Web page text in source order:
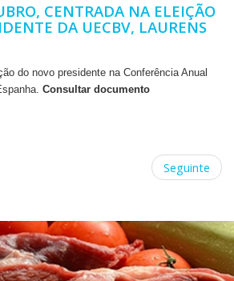
CENTRADA NA ELEIÇÃO
DA UECBV, LAURENS
do novo presidente na Conferência Anual
Consultar documento
Seguinte